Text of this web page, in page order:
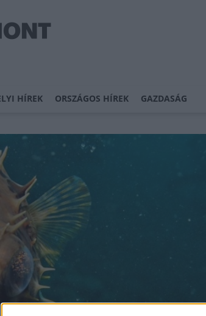
HÍREK ORSZÁGOS HÍREK GAZDASÁG